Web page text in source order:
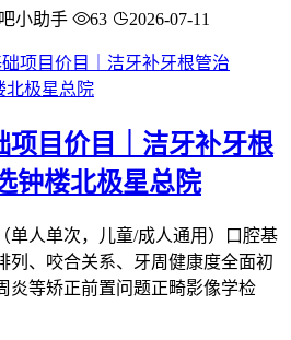
小助手 63 2026-07-11
项目价目｜洁牙补牙根
钟楼北极星总院
单人单次，儿童/成人通用）口腔基
列、咬合关系、牙周健康度全面初
炎等矫正前置问题正畸影像学检